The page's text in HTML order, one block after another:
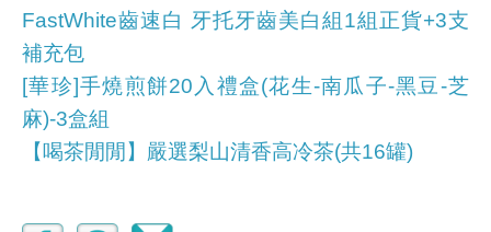
FastWhite齒速白 牙托牙齒美白組1組正貨+3支
補充包
[華珍]手燒煎餅20入禮盒(花生-南瓜子-黑豆-芝
麻)-3盒組
【喝茶閒閒】嚴選梨山清香高冷茶(共16罐)